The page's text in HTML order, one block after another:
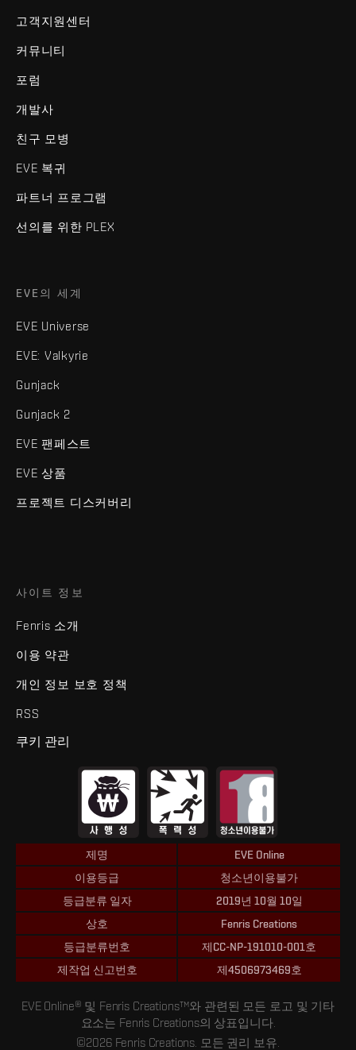
고객지원센터
커뮤니티
포럼
개발사
친구 모병
EVE 복귀
파트너 프로그램
선의를 위한 PLEX
EVE의 세계
EVE Universe
EVE: Valkyrie
Gunjack
Gunjack 2
EVE 팬페스트
EVE 상품
프로젝트 디스커버리
사이트 정보
Fenris 소개
이용 약관
개인 정보 보호 정책
RSS
쿠키 관리
제명
EVE Online
이용등급
청소년이용불가
등급분류 일자
2019년 10월 10일
상호
Fenris Creations
등급분류번호
제CC-NP-191010-001호
제작업 신고번호
제4506973469호
EVE Online® 및 Fenris Creations™와 관련된 모든 로고 및 기타
요소는 Fenris Creations의 상표입니다.
©2026 Fenris Creations. 모든 권리 보유.